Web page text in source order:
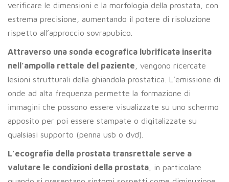
verificare le dimensioni e la morfologia della prostata, con
estrema precisione, aumentando il potere di risoluzione
rispetto all’approccio sovrapubico.
Attraverso una sonda ecografica lubrificata inserita
nell’ampolla rettale del paziente , vengono ricercate
lesioni strutturali della ghiandola prostatica. L’emissione di
onde ad alta frequenza permette la formazione di
immagini che possono essere visualizzate su uno schermo
apposito per poi essere stampate o digitalizzate su
qualsiasi supporto (penna usb o dvd).
L’ecografia della prostata transrettale serve a
valutare le condizioni della prostata , in particolare